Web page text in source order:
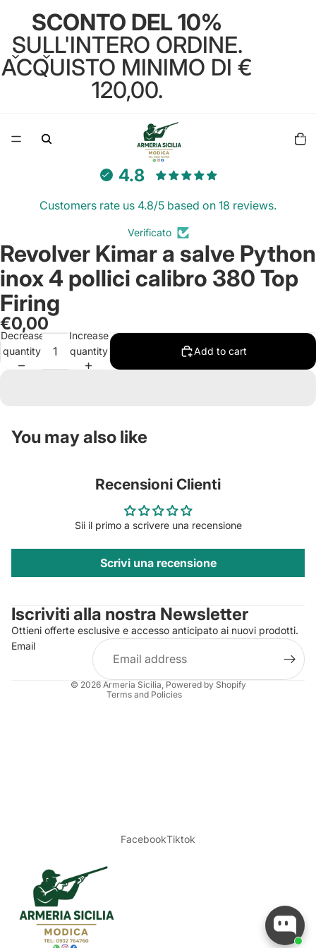
SCONTO DEL 10%
SULL'INTERO ORDINE.
ACQUISTO MINIMO DI €
120,00.
items
in
4.8
Customers rate us 4.8/5 based on 18 reviews.
Verificato
Revolver Kimar a salve Python
inox 4 pollici calibro 380 Top
Firing
€0,00
Decrease
quantity
Increase
quantity
Add to cart
You may also like
Recensioni Clienti
Sii il primo a scrivere una recensione
Scrivi una recensione
Iscriviti alla nostra Newsletter
Ottieni offerte esclusive e accesso anticipato ai nuovi prodotti.
Email
© 2026 Armeria Sicilia, Powered by Shopify
Terms and Policies
Privacy policy
Refund policy
Terms of service
Shipping policy
Legal notice
FacebookTiktok